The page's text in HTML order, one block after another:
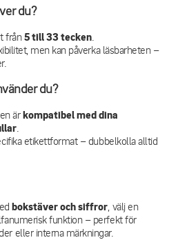
du?
från5 till 33 tecken.
men kan påverka läsbarheten –
du?
ärkompatibel med dina
.
etikettformat – dubbelkolla alltid
bokstäver och siffror , välj en
funktion – perfekt för
eller interna märkningar.